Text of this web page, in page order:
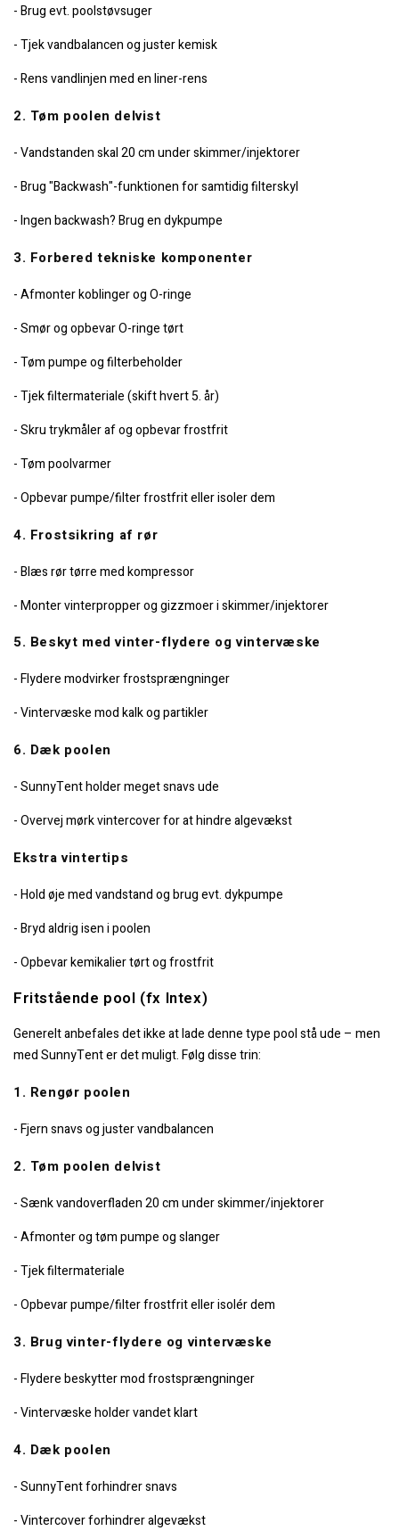
- Brug evt. poolstøvsuger
- Tjek vandbalancen og juster kemisk
- Rens vandlinjen med en liner-rens
2. Tøm poolen delvist
- Vandstanden skal 20 cm under skimmer/injektorer
- Brug "Backwash"-funktionen for samtidig filterskyl
- Ingen backwash? Brug en dykpumpe
3. Forbered tekniske komponenter
- Afmonter koblinger og O-ringe
- Smør og opbevar O-ringe tørt
- Tøm pumpe og filterbeholder
- Tjek filtermateriale (skift hvert 5. år)
- Skru trykmåler af og opbevar frostfrit
- Tøm poolvarmer
- Opbevar pumpe/filter frostfrit eller isoler dem
4. Frostsikring af rør
- Blæs rør tørre med kompressor
- Monter vinterpropper og gizzmoer i skimmer/injektorer
5. Beskyt med vinter-flydere og vintervæske
- Flydere modvirker frostsprængninger
- Vintervæske mod kalk og partikler
6. Dæk poolen
- SunnyTent holder meget snavs ude
- Overvej mørk vintercover for at hindre algevækst
Ekstra vintertips
- Hold øje med vandstand og brug evt. dykpumpe
- Bryd aldrig isen i poolen
- Opbevar kemikalier tørt og frostfrit
Fritstående pool (fx Intex)
Generelt anbefales det ikke at lade denne type pool stå ude – men
med SunnyTent er det muligt. Følg disse trin:
1. Rengør poolen
- Fjern snavs og juster vandbalancen
2. Tøm poolen delvist
- Sænk vandoverfladen 20 cm under skimmer/injektorer
- Afmonter og tøm pumpe og slanger
- Tjek filtermateriale
- Opbevar pumpe/filter frostfrit eller isolér dem
3. Brug vinter-flydere og vintervæske
- Flydere beskytter mod frostsprængninger
- Vintervæske holder vandet klart
4. Dæk poolen
- SunnyTent forhindrer snavs
- Vintercover forhindrer algevækst